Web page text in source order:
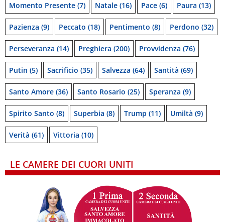
Momento Presente (7) Natale (16) Pace (6) Paura (13)
Pazienza (9) Peccato (18) Pentimento (8) Perdono (32)
Perseveranza (14) Preghiera (200) Provvidenza (76)
Putin (5) Sacrificio (35) Salvezza (64) Santità (69)
Santo Amore (36) Santo Rosario (25) Speranza (9)
Spirito Santo (8) Superbia (8) Trump (11) Umiltà (9)
Verità (61) Vittoria (10)
LE CAMERE DEI CUORI UNITI